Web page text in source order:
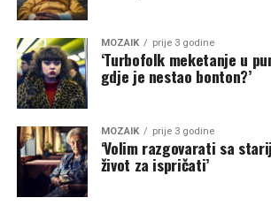
MOZAIK prije 3 godine
‘Turbofolk meketanje u
gdje je nestao bonton?’
MOZAIK prije 3 godine
‘Volim razgovarati sa
život za ispričati’